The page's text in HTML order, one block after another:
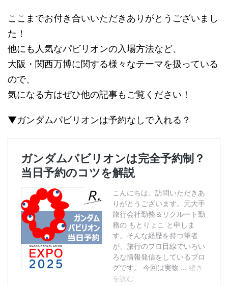
ここまでお付き合いいただきありがとうございまし
た！
他にも人気なパビリオンの入場方法など、
大阪・関西万博に関する様々なテーマを扱っている
ので、
気になる方はぜひ他の記事もご覧ください！
▼ガンダムパビリオンは予約なしで入れる？